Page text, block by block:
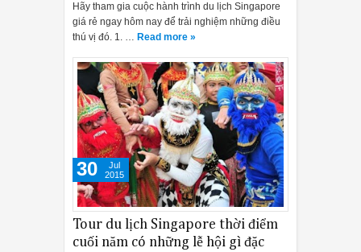
Hãy tham gia cuộc hành trình du lịch Singapore
giá rẻ ngay hôm nay để trải nghiệm những điều
thú vị đó. 1. … Read more »
Tour du lịch Singapore thời điểm
cuối năm có những lễ hội gì đặc
30
Jul
2015